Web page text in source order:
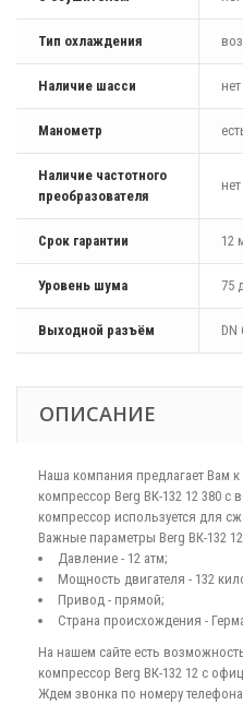
Тип охлаждения
Наличие шасси нет
Манометр
Наличие частотного
преобразователя
нет
Срок гарантии 12
Уровень шума 75
Выходной разъём DN
ОПИСАНИЕ
Наша компания предлагает Вам
компрессор Berg ВК-132 12 380
компрессор используется для
Важные параметры Berg ВК-132 12
Давление - 12 атм;
Мощность двигателя - 132
Привод - прямой;
Страна происхождения -
На нашем сайте есть
компрессор Berg ВК-132 12 с
Ждем звонка по номеру